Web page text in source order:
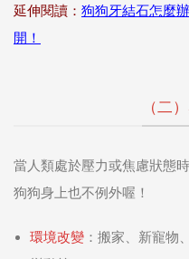
延伸閱讀： 狗狗牙結石怎麼
開！
（二
當人類處於壓力或焦慮狀態
狗狗身上也不例外喔！
環境改變 ：搬家、新寵物